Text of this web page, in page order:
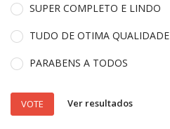
SUPER COMPLETO E LINDO
TUDO DE OTIMA QUALIDADE
PARABENS A TODOS
VOTE Ver resultados